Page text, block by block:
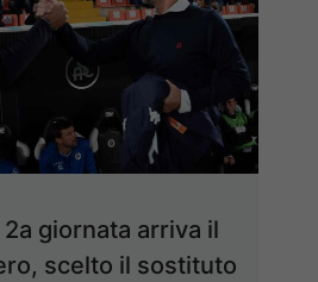
giornata arriva il
scelto il sostituto